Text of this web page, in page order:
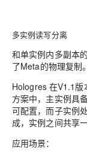
多实例读写分离
和单实例内多副本
了Meta的物理复制。
Hologres 在V1.1版
方案中，主实例具
可配置，而子实例
成，实例之间共享
应用场景：